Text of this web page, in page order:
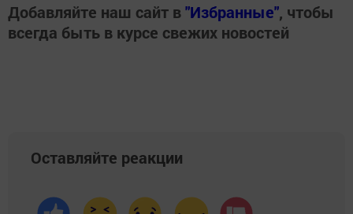
Добавляйте наш сайт в"Избранные", чтобы
всегда быть в курсе свежих новостей
Оставляйте реакции